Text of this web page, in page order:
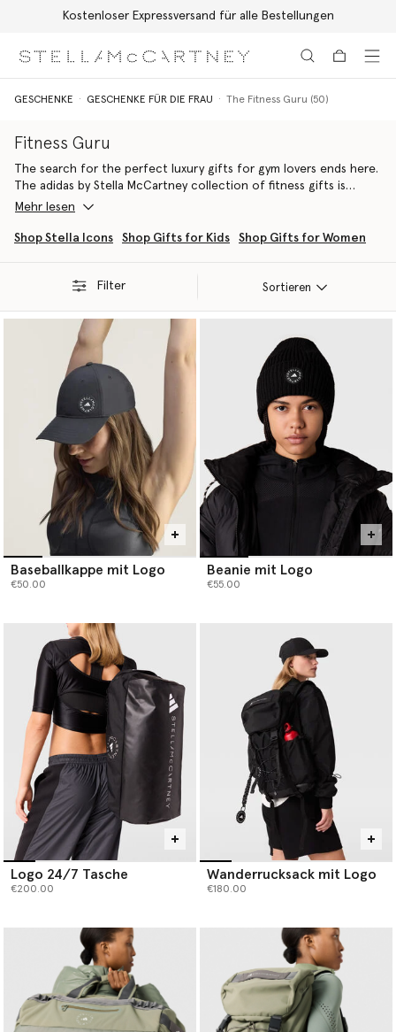
Kostenloser Expressversand für alle Bestellungen
GESCHENKE GESCHENKE FÜR DIE FRAU The Fitness Guru (50)
Fitness Guru
The search for the perfect luxury gifts for gym lovers ends here.
The adidas by Stella McCartney collection of fitness gifts is
specially engineered to meet the demands of every workout,
luxury aesthetic. We offer the ultimate gym gifts for her, proving
stuffers, utilises pioneering sustainable materials like recycled
polyester and organic fibres. Every item, including our
or layering pieces is designed as an elevated gym
present for her, fusing adidas engineering expertise with Stella
McCartney's ethical fashion authority.
Explore high-performance activewear built for endurance and
defined by longevity. Give fitness gifts that embody conscious
luxury, supporting her goals while aligning with her commitment
to the planet.
Mehr lesen
Shop Stella Icons Shop Gifts for Kids Shop Gifts for Women
Filter Sortieren
Baseballkappe mit Logo
€50.00
Beanie mit Logo
€55.00
Logo 24/7 Tasche
€200.00
Wanderrucksack mit Logo
€180.00